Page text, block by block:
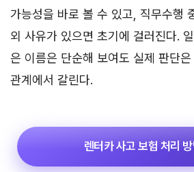
가능성을 바로 볼 수 있고, 직무수행
외 사유가 있으면 초기에 걸러진다.
은 이름은 단순해 보여도 실제 판단
관계에서 갈린다.
렌터카 사고 보험 처리